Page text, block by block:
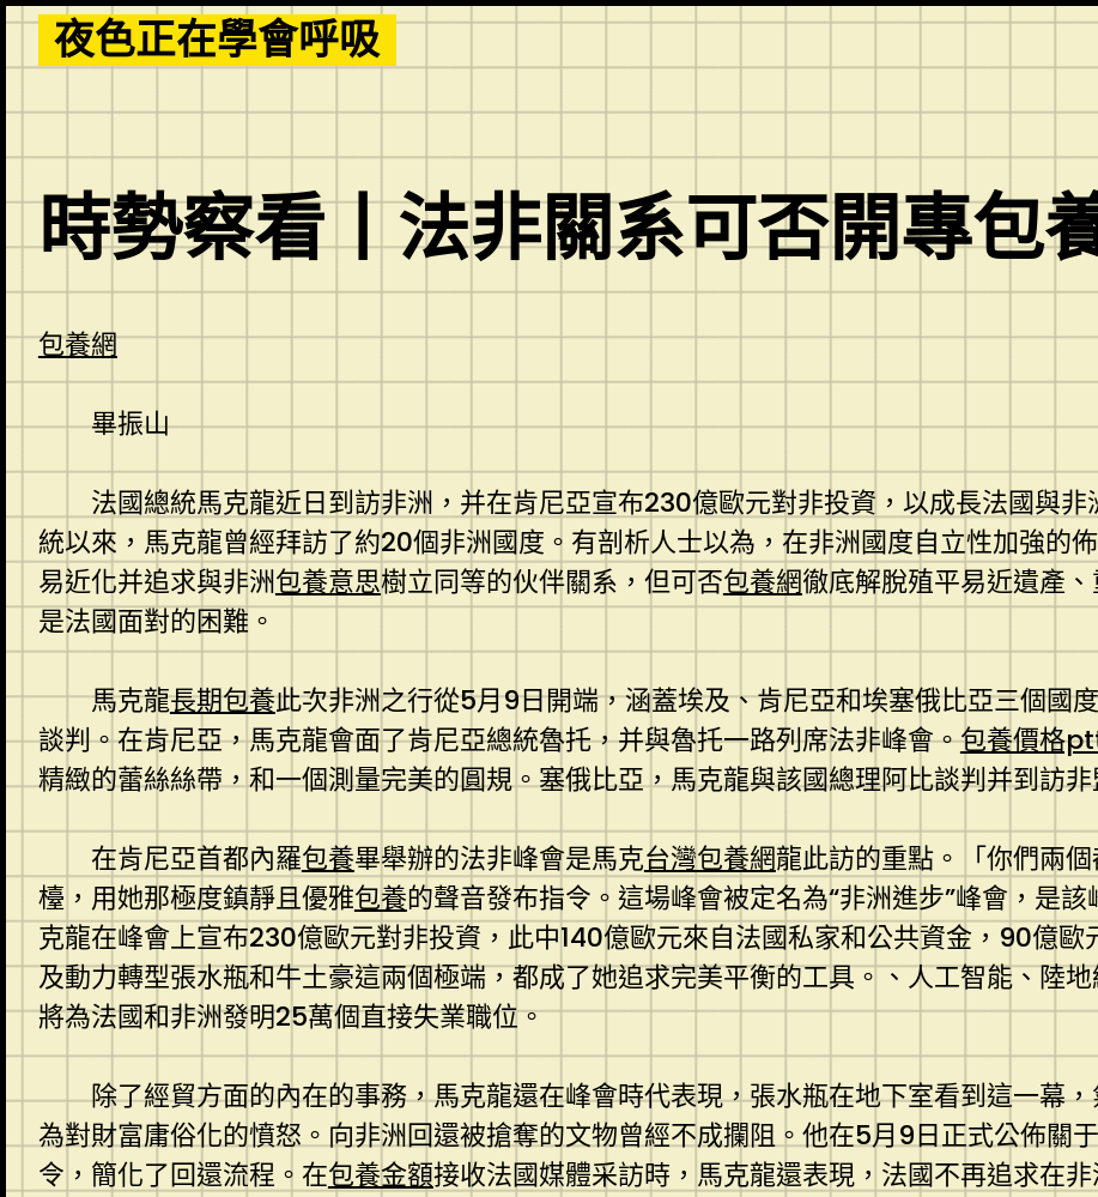
Skip
to
content
夜色正在學會呼吸
時勢察看丨法非關系可否開專包
包養網
畢振山
法國總統馬克龍近日到訪非洲，并在肯尼亞宣布230億歐元對非投資，以成長法國與
統以來，馬克龍曾經拜訪了約20個非洲國度。有剖析人士以為，在非洲國度自立性加強的
易近化并追求與非洲包養意思樹立同等的伙伴關系，但可否包養網徹底解脫殖平易近遺產
是法國面對的困難。
馬克龍長期包養此次非洲之行從5月9日開端，涵蓋埃及、肯尼亞和埃塞俄比亞三個國
談判。在肯尼亞，馬克龍會面了肯尼亞總統魯托，并與魯托一路列席法非峰會。包養價格
精緻的蕾絲絲帶，和一個測量完美的圓規。塞俄比亞，馬克龍與該國總理阿比談判并到訪
在肯尼亞首都內羅包養畢舉辦的法非峰會是馬克台灣包養網龍此訪的重點。「你們兩
檯，用她那極度鎮靜且優雅包養的聲音發布指令。這場峰會被定名為“非洲進步”峰會，是
克龍在峰會上宣布230億歐元對非投資，此中140億歐元來自法國私家和公共資金，90億歐
及動力轉型張水瓶和牛土豪這兩個極端，都成了她追求完美平衡的工具。、人工智能、陸
將為法國和非洲發明25萬個直接失業職位。
除了經貿方面的內在的事務，馬克龍還在峰會時代表現，張水瓶在地下室看到這一幕
為對財富庸俗化的憤怒。向非洲回還被搶奪的文物曾經不成攔阻。他在5月9日正式公佈關
令，簡化了回還流程。在包養金額接收法國媒體采訪時，馬克龍還表現，法國不再追求在